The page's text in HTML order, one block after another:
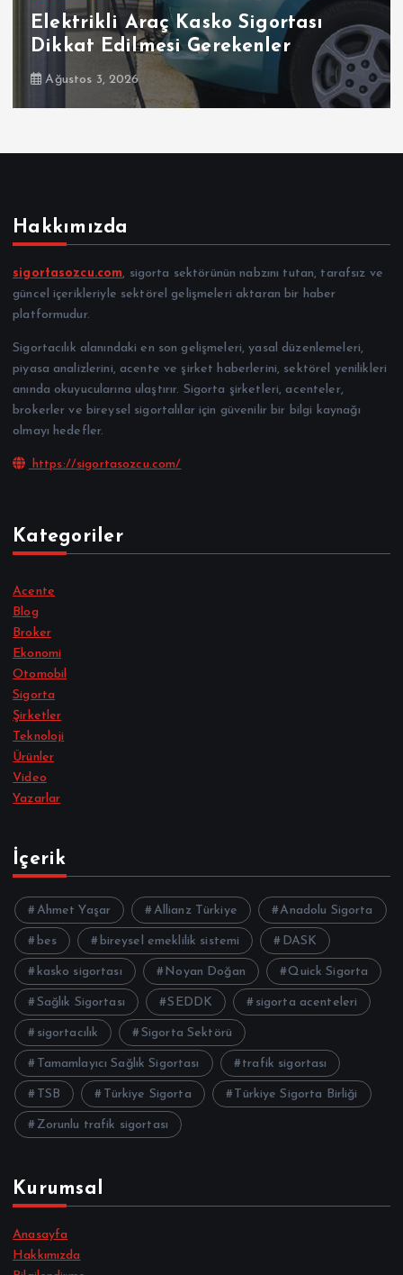
Elektrikli Araç Kasko Sigortası
Dikkat Edilmesi Gerekenler
Ağustos 3, 2026
Hakkımızda
sigortasozcu.com, sigorta sektörünün nabzını tutan, tarafsız ve
güncel içerikleriyle sektörel gelişmeleri aktaran bir haber
platformudur.
Sigortacılık alanındaki en son gelişmeleri, yasal düzenlemeleri,
piyasa analizlerini, acente ve şirket haberlerini, sektörel yenilikleri
anında okuyucularına ulaştırır. Sigorta şirketleri, acenteler,
brokerler ve bireysel sigortalılar için güvenilir bir bilgi kaynağı
olmayı hedefler.
https://sigortasozcu.com/
Kategoriler
Acente
Blog
Broker
Ekonomi
Otomobil
Sigorta
Şirketler
Teknoloji
Ürünler
Video
Yazarlar
İçerik
Ahmet Yaşar Allianz Türkiye Anadolu Sigorta
bes bireysel emeklilik sistemi DASK
kasko sigortası Noyan Doğan Quick Sigorta
Sağlık Sigortası SEDDK sigorta acenteleri
sigortacılık Sigorta Sektörü
Tamamlayıcı Sağlık Sigortası trafik sigortası
TSB Türkiye Sigorta Türkiye Sigorta Birliği
Zorunlu trafik sigortası
Kurumsal
Anasayfa
Hakkımızda